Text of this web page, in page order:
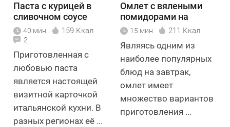
Паста с курицей в
сливочном соусе
40 мин 159 Ккал
2
Приготовленная с
любовью паста
является настоящей
визитной карточкой
итальянской кухни. В
разных регионах её ...
Омлет с вялеными
помидорами на
сковороде
15 мин 211 Ккал
Являясь одним из
наиболее популярных
блюд на завтрак,
омлет имеет
множество вариантов
приготовления ...